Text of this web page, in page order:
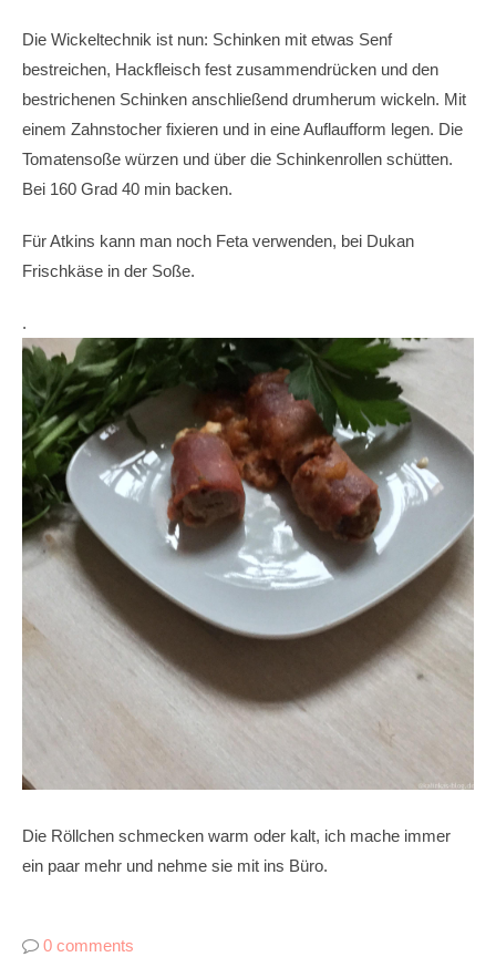
Die Wickeltechnik ist nun: Schinken mit etwas Senf
bestreichen, Hackfleisch fest zusammendrücken und den
bestrichenen Schinken anschließend drumherum wickeln. Mit
einem Zahnstocher fixieren und in eine Auflaufform legen. Die
Tomatensoße würzen und über die Schinkenrollen schütten.
Bei 160 Grad 40 min backen.
Für Atkins kann man noch Feta verwenden, bei Dukan
Frischkäse in der Soße.
.
Die Röllchen schmecken warm oder kalt, ich mache immer
ein paar mehr und nehme sie mit ins Büro.
0 comments